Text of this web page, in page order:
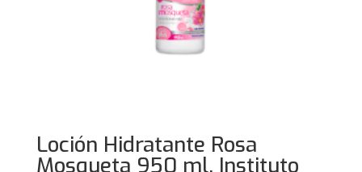
Loción Hidratante Rosa
Mosqueta 950 ml. Instituto